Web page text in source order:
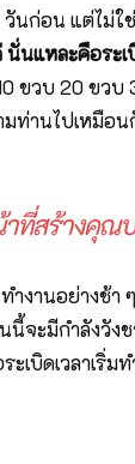
วันก่อน แต่ไม่
นแหละคือระเ
ขวบ 20 ขวบ
านไปเหมือ
าที่สร้างคุณ
นอย่างช้า ๆ
กำลังวังชา
เบิดเวลาเริ่